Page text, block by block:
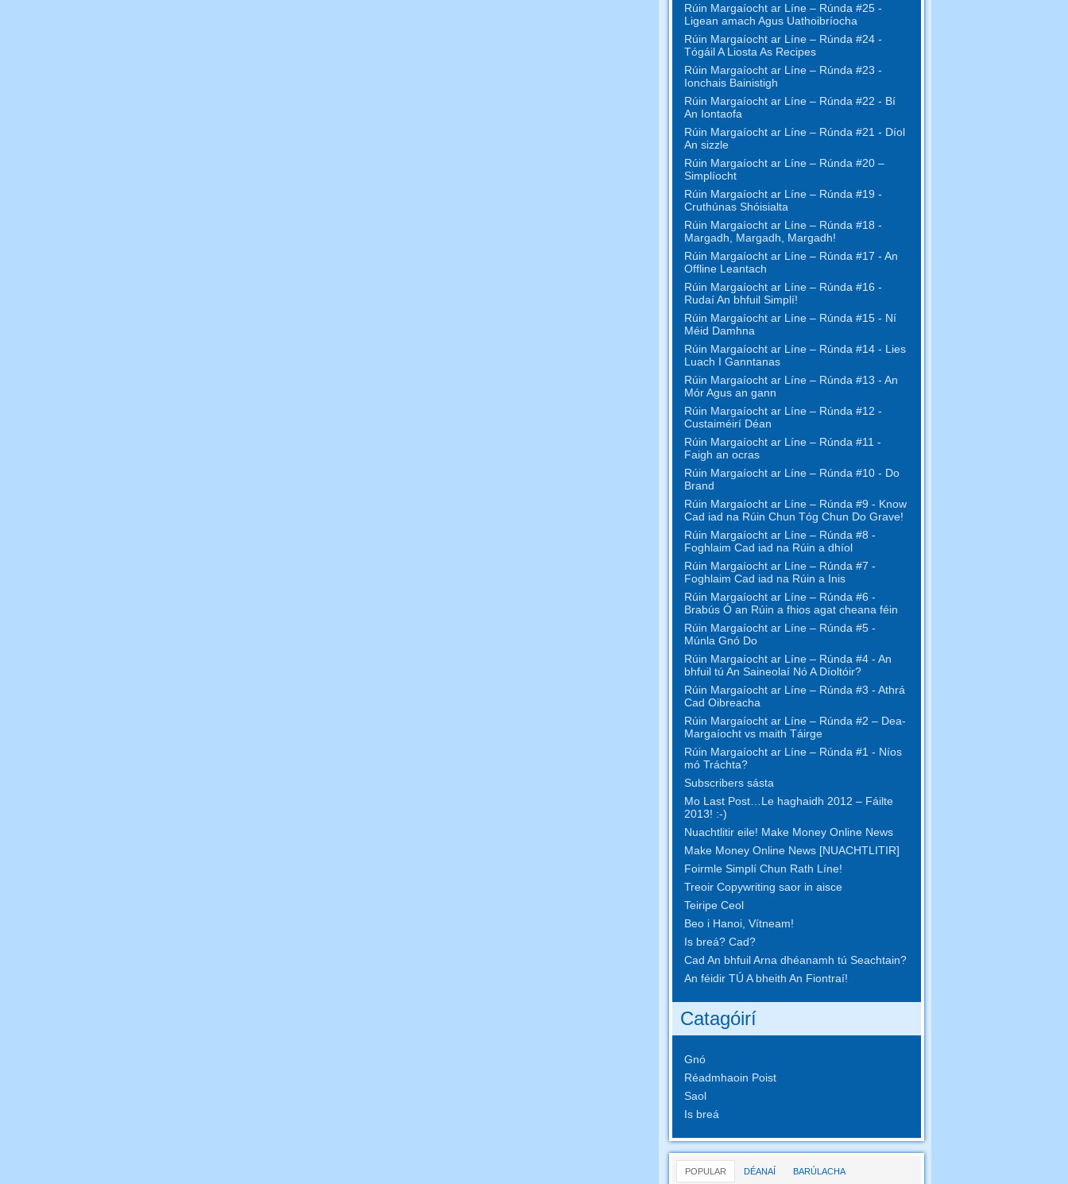
Rúin Margaíocht ar Líne – Rúnda #25 -
Ligean amach Agus Uathoibríocha
Rúin Margaíocht ar Líne – Rúnda #24 -
Tógáil A Liosta As Recipes
Rúin Margaíocht ar Líne – Rúnda #23 -
Ionchais Bainistigh
Rúin Margaíocht ar Líne – Rúnda #22 - Bí
An Iontaofa
Rúin Margaíocht ar Líne – Rúnda #21 - Díol
An sizzle
Rúin Margaíocht ar Líne – Rúnda #20 –
Simplíocht
Rúin Margaíocht ar Líne – Rúnda #19 -
Cruthúnas Shóisialta
Rúin Margaíocht ar Líne – Rúnda #18 -
Margadh, Margadh, Margadh!
Rúin Margaíocht ar Líne – Rúnda #17 - An
Offline Leantach
Rúin Margaíocht ar Líne – Rúnda #16 -
Rudaí An bhfuil Simplí!
Rúin Margaíocht ar Líne – Rúnda #15 - Ní
Méid Damhna
Rúin Margaíocht ar Líne – Rúnda #14 - Lies
Luach I Ganntanas
Rúin Margaíocht ar Líne – Rúnda #13 - An
Mór Agus an gann
Rúin Margaíocht ar Líne – Rúnda #12 -
Custaiméirí Déan
Rúin Margaíocht ar Líne – Rúnda #11 -
Faigh an ocras
Rúin Margaíocht ar Líne – Rúnda #10 - Do
Brand
Rúin Margaíocht ar Líne – Rúnda #9 - Know
Cad iad na Rúin Chun Tóg Chun Do Grave!
Rúin Margaíocht ar Líne – Rúnda #8 -
Foghlaim Cad iad na Rúin a dhíol
Rúin Margaíocht ar Líne – Rúnda #7 -
Foghlaim Cad iad na Rúin a Inis
Rúin Margaíocht ar Líne – Rúnda #6 -
Brabús Ó an Rúin a fhios agat cheana féin
Rúin Margaíocht ar Líne – Rúnda #5 -
Múnla Gnó Do
Rúin Margaíocht ar Líne – Rúnda #4 - An
bhfuil tú An Saineolaí Nó A Díoltóir?
Rúin Margaíocht ar Líne – Rúnda #3 - Athrá
Cad Oibreacha
Rúin Margaíocht ar Líne – Rúnda #2 – Dea-
Margaíocht vs maith Táirge
Rúin Margaíocht ar Líne – Rúnda #1 - Níos
mó Tráchta?
Subscribers sásta
Mo Last Post…Le haghaidh 2012 – Fáilte
2013! :-)
Nuachtlitir eile! Make Money Online News
Make Money Online News [NUACHTLITIR]
Foirmle Simplí Chun Rath Líne!
Treoir Copywriting saor in aisce
Teiripe Ceol
Beo i Hanoi, Vítneam!
Is breá? Cad?
Cad An bhfuil Arna dhéanamh tú Seachtain?
An féidir TÚ A bheith An Fiontraí!
Catagóirí
Gnó
Réadmhaoin Poist
Saol
Is breá
POPULAR DÉANAÍ BARÚLACHA